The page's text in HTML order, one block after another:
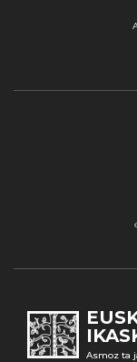
Asmoz ta